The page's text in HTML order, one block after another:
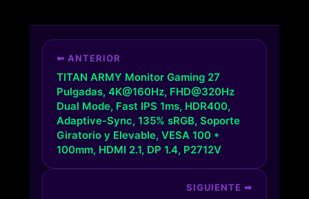
⬅ ANTERIOR
TITAN ARMY Monitor Gaming 27
Pulgadas, 4K@160Hz, FHD@320Hz
Dual Mode, Fast IPS 1ms, HDR400,
Adaptive-Sync, 135% sRGB, Soporte
Giratorio y Elevable, VESA 100 *
100mm, HDMI 2.1, DP 1.4, P2712V
SIGUIENTE ➡